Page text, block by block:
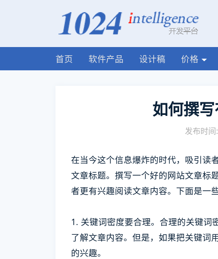
首页 软件产品 设计稿 价格
如何撰
发布时
在当今这个信息爆炸的时代，吸引读
文章标题。撰写一个好的网站文章标
者更有兴趣阅读文章内容。下面是一
1. 关键词密度要合理。合理的关键词
了解文章内容。但是，如果把关键词
的兴趣。